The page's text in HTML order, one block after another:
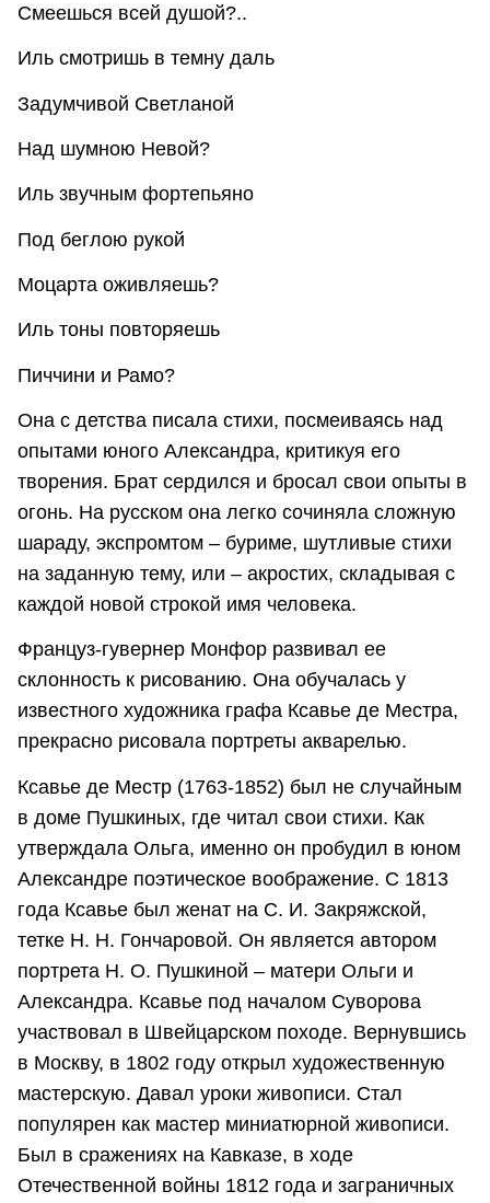
Смеешься всей душой?..
Иль смотришь в темну даль
Задумчивой Светланой
Над шумною Невой?
Иль звучным фортепьяно
Под беглою рукой
Моцарта оживляешь?
Иль тоны повторяешь
Пиччини и Рамо?
Она с детства писала стихи, посмеиваясь над
опытами юного Александра, критикуя его
творения. Брат сердился и бросал свои опыты в
огонь. На русском она легко сочиняла сложную
шараду, экспромтом – буриме, шутливые стихи
на заданную тему, или – акростих, складывая с
каждой новой строкой имя человека.
Француз-гувернер Монфор развивал ее
склонность к рисованию. Она обучалась у
известного художника графа Ксавье де Местра,
прекрасно рисовала портреты акварелью.
Ксавье де Местр (1763-1852) был не случайным
в доме Пушкиных, где читал свои стихи. Как
утверждала Ольга, именно он пробудил в юном
Александре поэтическое воображение. С 1813
года Ксавье был женат на С. И. Закряжской,
тетке Н. Н. Гончаровой. Он является автором
портрета Н. О. Пушкиной – матери Ольги и
Александра. Ксавье под началом Суворова
участвовал в Швейцарском походе. Вернувшись
в Москву, в 1802 году открыл художественную
мастерскую. Давал уроки живописи. Стал
популярен как мастер миниатюрной живописи.
Был в сражениях на Кавказе, в ходе
Отечественной войны 1812 года и заграничных